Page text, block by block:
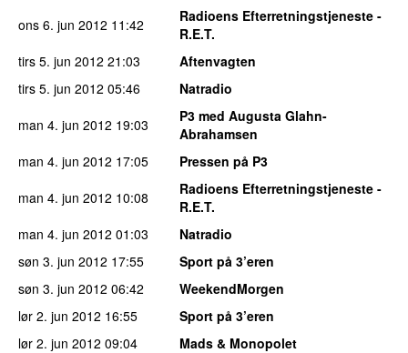
ons 6. jun 2012 11:42
Radioens Efterretningstjeneste -
R.E.T.
tirs 5. jun 2012 21:03
Aftenvagten
tirs 5. jun 2012 05:46
Natradio
man 4. jun 2012 19:03
P3 med Augusta Glahn-
Abrahamsen
man 4. jun 2012 17:05
Pressen på P3
man 4. jun 2012 10:08
Radioens Efterretningstjeneste -
R.E.T.
man 4. jun 2012 01:03
Natradio
søn 3. jun 2012 17:55
Sport på 3’eren
søn 3. jun 2012 06:42
WeekendMorgen
lør 2. jun 2012 16:55
Sport på 3’eren
lør 2. jun 2012 09:04
Mads & Monopolet